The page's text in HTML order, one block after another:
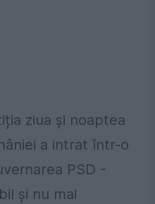
ziua și noaptea
a intrat într-o
PSD -
și nu mai